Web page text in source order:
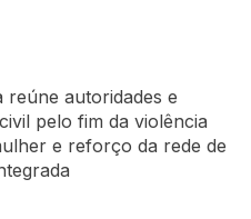
reúne autoridades e
pelo fim da violência
e reforço da rede de